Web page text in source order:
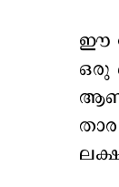
ഈ
ഒരു
ആണ്